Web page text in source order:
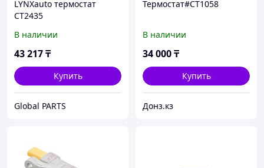
LYNXauto термостат
CT2435
В наличии
43 217₸
Купить
Global PARTS
Термостат#CT1058
В наличии
34 000₸
Купить
Донз.кз